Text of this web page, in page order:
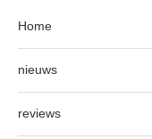
Home
nieuws
reviews